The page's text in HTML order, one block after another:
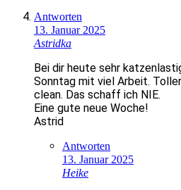
Antworten
13. Januar 2025
Astridka
Bei dir heute sehr
Sonntag mit viel Arbeit.
clean. Das schaff ich NIE.
Eine gute neue Woche!
Astrid
Antworten
13. Januar 2025
Heike